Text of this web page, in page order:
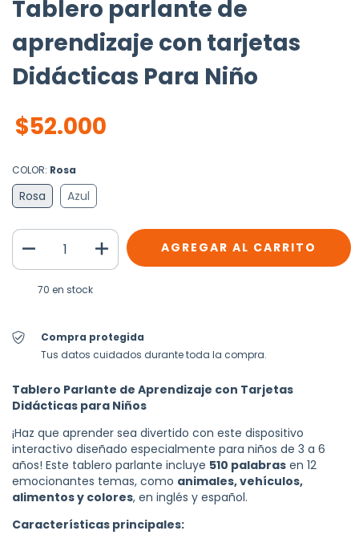
Tablero parlante de
aprendizaje con tarjetas
Didácticas Para Niño
$52.000
COLOR: Rosa
Rosa Azul
70 en stock
Compra protegida
Tus datos cuidados durante toda la compra.
Tablero Parlante de Aprendizaje con Tarjetas
Didácticas para Niños
¡Haz que aprender sea divertido con este dispositivo
interactivo diseñado especialmente para niños de 3 a 6
años! Este tablero parlante incluye 510 palabras en 12
emocionantes temas, como animales, vehículos,
alimentos y colores, en inglés y español.
Características principales: